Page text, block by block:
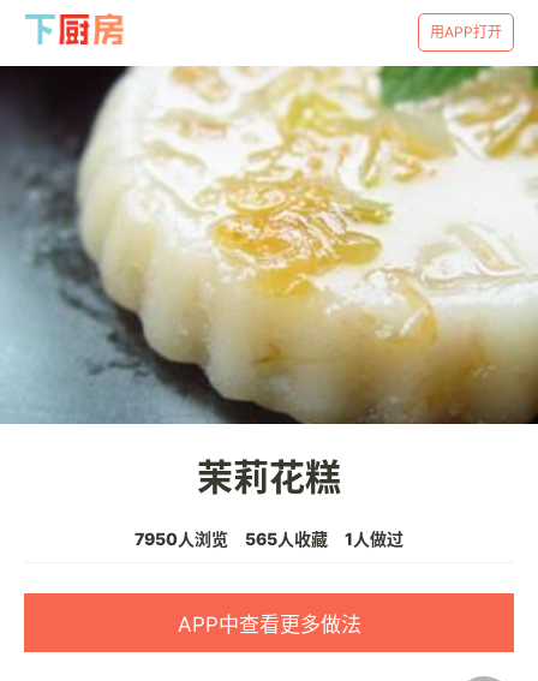
用APP打开
茉莉花糕
7950人浏览 565人收藏 1人做过
APP中查看更多做法